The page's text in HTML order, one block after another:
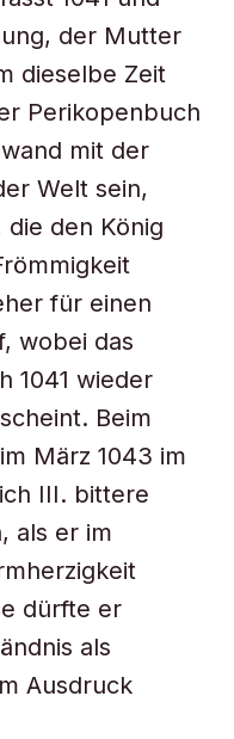
der Mutter
dieselbe Zeit
Perikopenbuch
mit der
Welt sein,
den König
für einen
wobei das
1041 wieder
Beim
März 1043 im
III. bittere
als er im
dürfte er
als
Ausdruck